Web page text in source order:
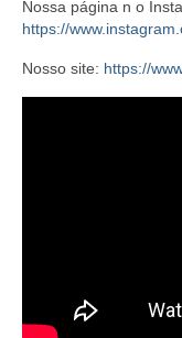
Nossa página n o
https://
Nosso site: https://